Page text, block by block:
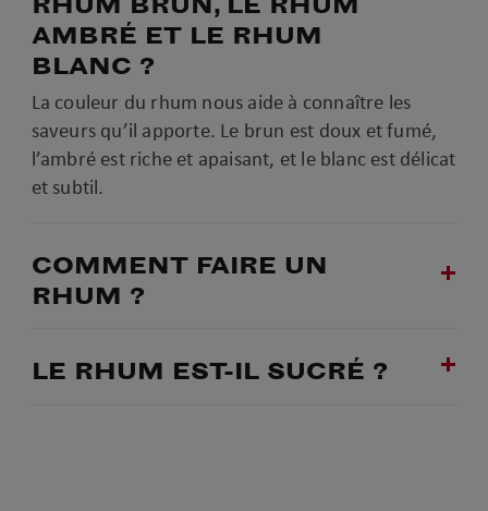
AMBRÉ ET LE RHUM
BLANC ?
La couleur du rhum nous aide à connaître les
saveurs qu’il apporte. Le brun est doux et fumé,
l’ambré est riche et apaisant, et le blanc est délicat
et subtil.
COMMENT FAIRE UN
RHUM ?
LE RHUM EST-IL SUCRÉ ?